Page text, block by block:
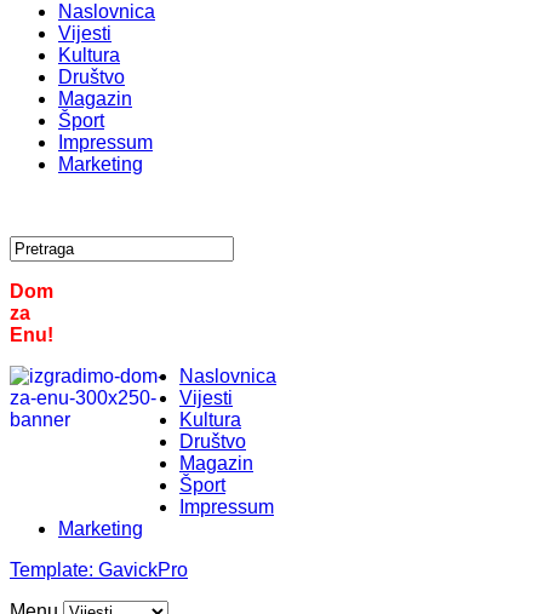
Naslovnica
Vijesti
Kultura
Društvo
Magazin
Šport
Impressum
Marketing
Dom
za
Enu!
Naslovnica
Vijesti
Kultura
Društvo
Magazin
Šport
Impressum
Marketing
Template: GavickPro